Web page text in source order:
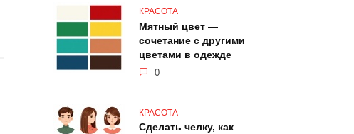
КРАСОТА
Мятный цвет —
сочетание с другими
цветами в одежде
0
КРАСОТА
Сделать челку, как